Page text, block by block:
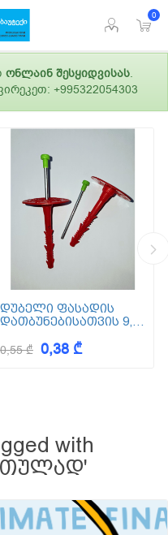
0
ონლაინ შესყიდვისას.
+995322054303
დუბელი ფასადის
დათბუნებისათვის 9,5
0,55 ₾ 0,38 ₾
with